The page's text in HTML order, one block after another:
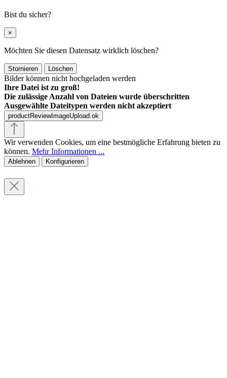
Bist du sicher?
×
Möchten Sie diesen Datensatz wirklich löschen?
Stornieren Löschen
Bilder können nicht hochgeladen werden
Ihre Datei ist zu groß!
Die zulässige Anzahl von Dateien wurde überschritten
Ausgewählte Dateitypen werden nicht akzeptiert
productReviewImageUpload.ok
Wir verwenden Cookies, um eine bestmögliche Erfahrung bieten zu
können. Mehr Informationen ...
Ablehnen Konfigurieren